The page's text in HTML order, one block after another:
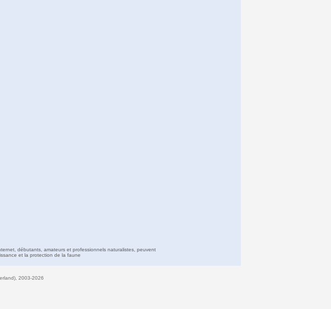
débutants, amateurs et professionnels naturalistes, peuvent
et la protection de la faune
2003-2026